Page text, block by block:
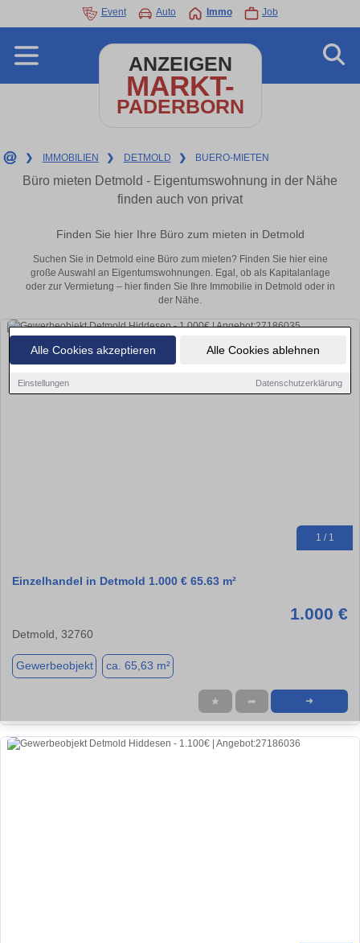
Alle Cookies akzeptieren Alle Cookies ablehnen
Einstellungen Datenschutzerklärung
Event Auto Immo Job
ANZEIGEN
MARKT-
PADERBORN
❯ IMMOBILIEN ❯ DETMOLD ❯ BUERO-MIETEN
Büro mieten Detmold - Eigentumswohnung in der Nähe
finden auch von privat
Finden Sie hier Ihre Büro zum mieten in Detmold
Suchen Sie in Detmold eine Büro zum mieten? Finden Sie hier eine
große Auswahl an Eigentumswohnungen. Egal, ob als Kapitalanlage
oder zur Vermietung – hier finden Sie Ihre Immobilie in Detmold oder in
der Nähe.
1 / 1
Einzelhandel in Detmold 1.000 € 65.63 m²
1.000 €
Detmold, 32760
Gewerbeobjekt ca. 65,63 m²
★ ➦ ➜